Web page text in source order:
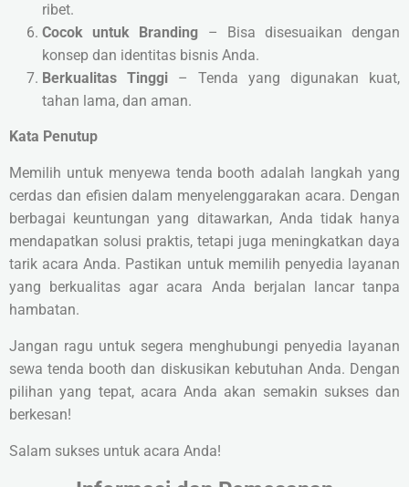
ribet.
Cocok untuk Branding – Bisa disesuaikan dengan
konsep dan identitas bisnis Anda.
Berkualitas Tinggi – Tenda yang digunakan kuat,
tahan lama, dan aman.
Kata Penutup
Memilih untuk menyewa tenda booth adalah langkah yang
cerdas dan efisien dalam menyelenggarakan acara. Dengan
berbagai keuntungan yang ditawarkan, Anda tidak hanya
mendapatkan solusi praktis, tetapi juga meningkatkan daya
tarik acara Anda. Pastikan untuk memilih penyedia layanan
yang berkualitas agar acara Anda berjalan lancar tanpa
hambatan.
Jangan ragu untuk segera menghubungi penyedia layanan
sewa tenda booth dan diskusikan kebutuhan Anda. Dengan
pilihan yang tepat, acara Anda akan semakin sukses dan
berkesan!
Salam sukses untuk acara Anda!